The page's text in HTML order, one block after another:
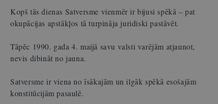
Kopš tās dienas Satversme vienmēr ir bijusi spēkā – pat
okupācijas apstākļos tā turpināja juridiski pastāvēt.
Tāpēc 1990. gada 4. maijā savu valsti varējām atjaunot,
nevis dibināt no jauna.
Satversme ir viena no īsākajām un ilgāk spēkā esošajām
konstitūcijām pasaulē.